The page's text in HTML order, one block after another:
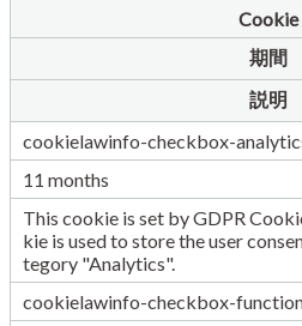
Cookie
期間
説明
cookielawinfo-checkbox-
11 months
This cookie is set by GDPR
kie is used to store the user
tegory "Analytics".
cookielawinfo-checkbox-